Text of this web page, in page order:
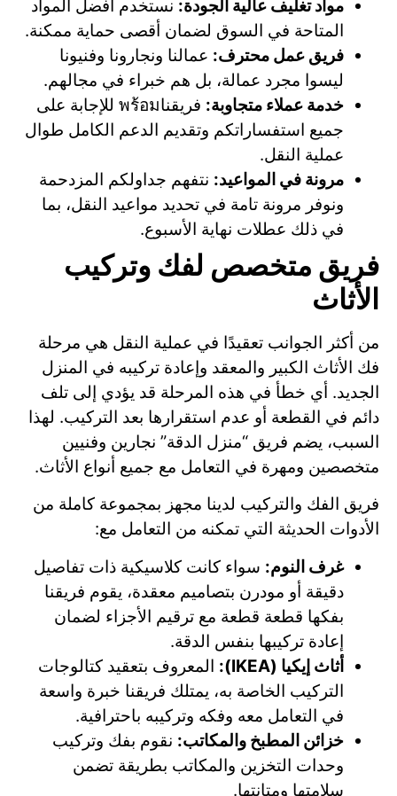
مواد تغليف عالية الجودة: نستخدم أفضل المواد
المتاحة في السوق لضمان أقصى حماية ممكنة.
فريق عمل محترف: عمالنا ونجارونا وفنيونا
ليسوا مجرد عمالة، بل هم خبراء في مجالهم.
خدمة عملاء متجاوبة:
فريقناพร้อม للإجابة على
جميع استفساراتكم وتقديم الدعم الكامل طوال
عملية النقل.
مرونة في المواعيد: نتفهم جداولكم المزدحمة
ونوفر مرونة تامة في تحديد مواعيد النقل، بما
في ذلك عطلات نهاية الأسبوع.
فريق متخصص لفك وتركيب
الأثاث
من أكثر الجوانب تعقيدًا في عملية النقل هي مرحلة
فك الأثاث الكبير والمعقد وإعادة تركيبه في المنزل
الجديد. أي خطأ في هذه المرحلة قد يؤدي إلى تلف
دائم في القطعة أو عدم استقرارها بعد التركيب. لهذا
السبب، يضم فريق “منزل الدقة” نجارين وفنيين
متخصصين ومهرة في التعامل مع جميع أنواع الأثاث.
فريق الفك والتركيب لدينا مجهز بمجموعة كاملة من
الأدوات الحديثة التي تمكنه من التعامل مع:
غرف النوم: سواء كانت كلاسيكية ذات تفاصيل
دقيقة أو مودرن بتصاميم معقدة، يقوم فريقنا
بفكها قطعة قطعة مع ترقيم الأجزاء لضمان
إعادة تركيبها بنفس الدقة.
أثاث إيكيا (IKEA):
المعروف بتعقيد كتالوجات
التركيب الخاصة به، يمتلك فريقنا خبرة واسعة
في التعامل معه وفكه وتركيبه باحترافية.
خزائن المطبخ والمكاتب: نقوم بفك وتركيب
وحدات التخزين والمكاتب بطريقة تضمن
سلامتها ومتانتها.